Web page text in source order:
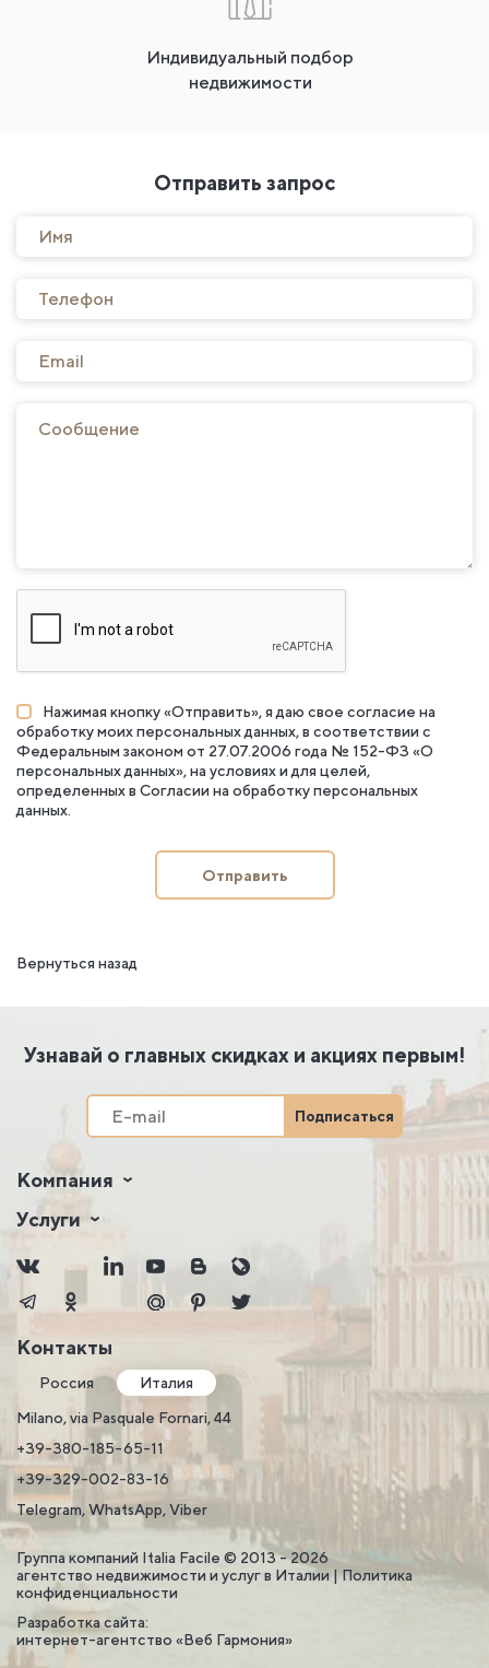
Индивидуальный подбор
недвижимости
Отправить запрос
Нажимая кнопку «Отправить», я даю свое согласие на
обработку моих персональных данных, в соответствии с
Федеральным законом от 27.07.2006 года № 152-ФЗ «О
персональных данных», на условиях и для целей,
определенных в Согласии на обработку персональных
данных.
Отправить
Вернуться назад
Узнавай о главных скидках и акциях первым!
Подписаться
Компания
Услуги
Контакты
Россия
Италия
Milano, via Pasquale Fornari, 44
+39-380-185-65-11
+39-329-002-83-16
Telegram, WhatsApp, Viber
Группа компаний Italia Facile © 2013 - 2026
агентство недвижимости и услуг в Италии |Политика
конфиденциальности
Разработка сайта:
интернет-агентство «Веб Гармония»